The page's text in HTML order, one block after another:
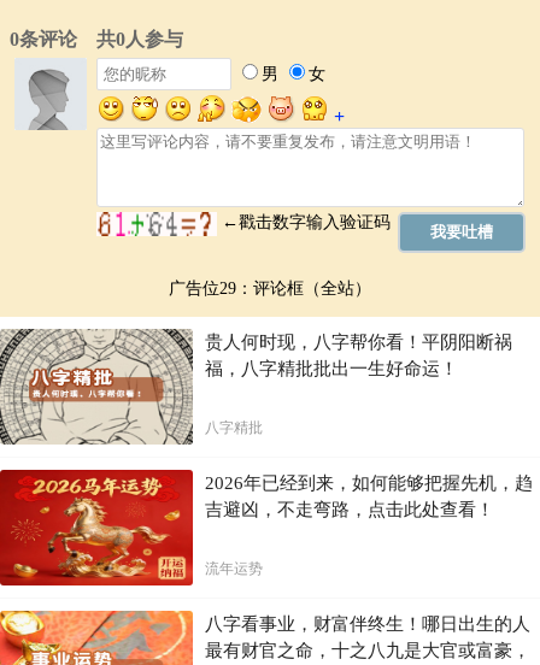
广告位29：评论框（全站）
贵人何时现，八字帮你看！平阴阳断祸
福，八字精批批出一生好命运！
八字精批
2026年已经到来，如何能够把握先机，趋
吉避凶，不走弯路，点击此处查看！
流年运势
八字看事业，财富伴终生！哪日出生的人
最有财官之命，十之八九是大官或富豪，